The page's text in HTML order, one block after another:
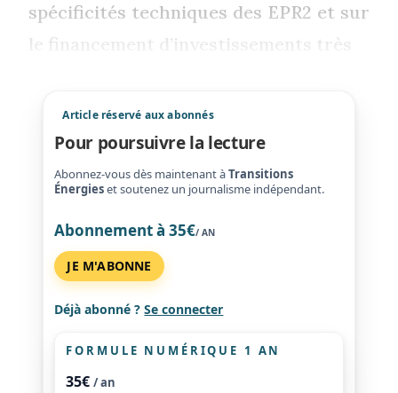
spécificités techniques des EPR2 et sur
le financement d’investissements très
Article réservé aux abonnés
Pour poursuivre la lecture
Abonnez-vous dès maintenant àTransitions
Énergieset soutenez un journalisme indépendant.
Abonnement à 35€/ AN
JE M'ABONNE
Déjà abonné ?Se connecter
FORMULE NUMÉRIQUE 1 AN
35€ / an